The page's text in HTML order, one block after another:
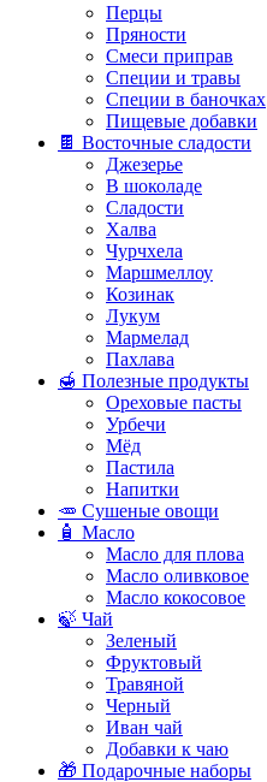
Перцы
Пряности
Смеси приправ
Специи и травы
Специи в баночках
Пищевые добавки
🍫 Восточные сладости
Джезерье
В шоколаде
Сладости
Халва
Чурчхела
Маршмеллоу
Козинак
Лукум
Мармелад
Пахлава
🍯 Полезные продукты
Ореховые пасты
Урбечи
Мёд
Пастила
Напитки
🥕 Сушеные овощи
🧴 Масло
Масло для плова
Масло оливковое
Масло кокосовое
🍃 Чай
Зеленый
Фруктовый
Травяной
Черный
Иван чай
Добавки к чаю
🎁 Подарочные наборы